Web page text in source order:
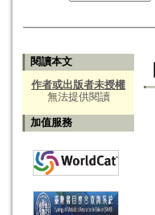
閱讀本文
作者或出版者未授權
無法提供閱讀
加值服務